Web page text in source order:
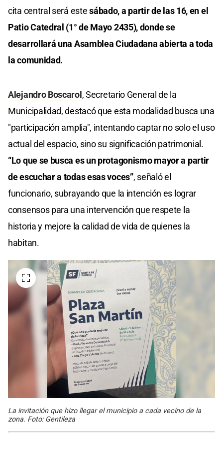
cita central será estesábado, a partir de las 16, en el
Patio Catedral (1° de Mayo 2435), donde se
desarrollará una Asamblea Ciudadana abierta a toda
la comunidad.
Alejandro Boscarol, Secretario General de la
Municipalidad, destacó que esta modalidad busca una
"participación amplia", intentando captar no solo el uso
actual del espacio, sino su significación patrimonial.
“Lo que se busca es un protagonismo mayor a partir
de escuchar a todas esas voces”, señaló el
funcionario, subrayando que la intención es lograr
consensos para una intervención que respete la
historia y mejore la calidad de vida de quienes la
habitan.
La invitación que hizo llegar el municipio a cada vecino de la
zona. Foto: Gentileza